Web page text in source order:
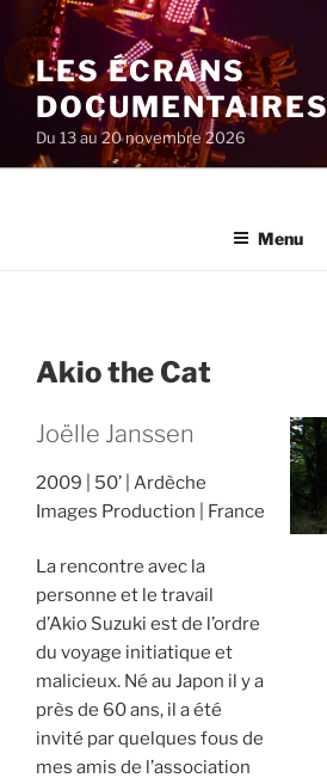
au
contenu
principal
LES ÉCRANS
DOCUMENTAIRES
Du 13 au 20 novembre 2026
Menu
Akio the Cat
Joëlle Janssen
2009 50’
Ardèche
Images Production
France
La rencontre avec la
personne et le travail
d’Akio Suzuki est de l’ordre
du voyage initiatique et
malicieux. Né au Japon il y a
près de 60 ans, il a été
invité par quelques fous de
mes amis de l’association